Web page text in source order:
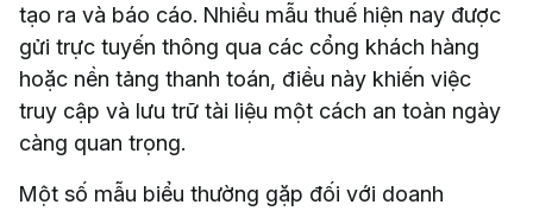
tạo ra và báo cáo. Nhiều mẫu thuế hiện nay được
gửi trực tuyến thông qua các cổng khách hàng
hoặc nền tảng thanh toán, điều này khiến việc
truy cập và lưu trữ tài liệu một cách an toàn ngày
càng quan trọng.
Một số mẫu biểu thường gặp đối với doanh